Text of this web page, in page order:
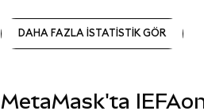
DAHA FAZLA İSTATİSTİK GÖR
MetaMask'ta